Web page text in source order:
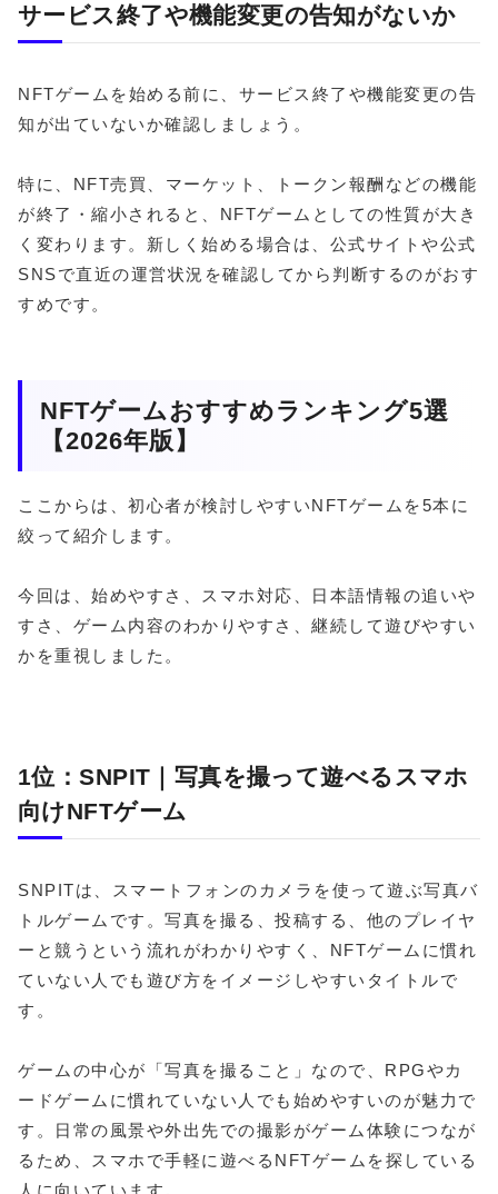
サービス終了や機能変更の告知がないか
NFTゲームを始める前に、サービス終了や機能変更の告
知が出ていないか確認しましょう。
特に、NFT売買、マーケット、トークン報酬などの機能
が終了・縮小されると、NFTゲームとしての性質が大き
く変わります。新しく始める場合は、公式サイトや公式
SNSで直近の運営状況を確認してから判断するのがおす
すめです。
NFTゲームおすすめランキング5選
【2026年版】
ここからは、初心者が検討しやすいNFTゲームを5本に
絞って紹介します。
今回は、始めやすさ、スマホ対応、日本語情報の追いや
すさ、ゲーム内容のわかりやすさ、継続して遊びやすい
かを重視しました。
1位：SNPIT｜写真を撮って遊べるスマホ
向けNFTゲーム
SNPITは、スマートフォンのカメラを使って遊ぶ写真バ
トルゲームです。写真を撮る、投稿する、他のプレイヤ
ーと競うという流れがわかりやすく、NFTゲームに慣れ
ていない人でも遊び方をイメージしやすいタイトルで
す。
ゲームの中心が「写真を撮ること」なので、RPGやカ
ードゲームに慣れていない人でも始めやすいのが魅力で
す。日常の風景や外出先での撮影がゲーム体験につなが
るため、スマホで手軽に遊べるNFTゲームを探している
人に向いています。